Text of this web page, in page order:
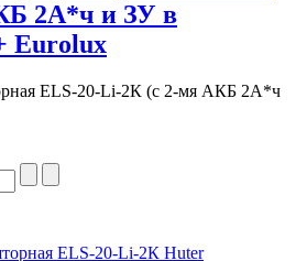
2А*ч и ЗУ в
Eurolux
ELS-20-Li-2К (с 2-мя АКБ 2А*ч